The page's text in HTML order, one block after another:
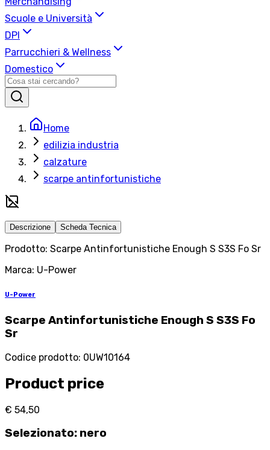
Scuole e Università
DPI
Parrucchieri & Wellness
Domestico
Home
edilizia industria
calzature
scarpe antinfortunistiche
Descrizione Scheda Tecnica
Prodotto: Scarpe Antinfortunistiche Enough S S3S Fo Sr
Marca: U-Power
U-Power
Scarpe Antinfortunistiche Enough S S3S Fo
Sr
Codice prodotto: 0UW10164
Product price
€ 54,50
Selezionato: nero